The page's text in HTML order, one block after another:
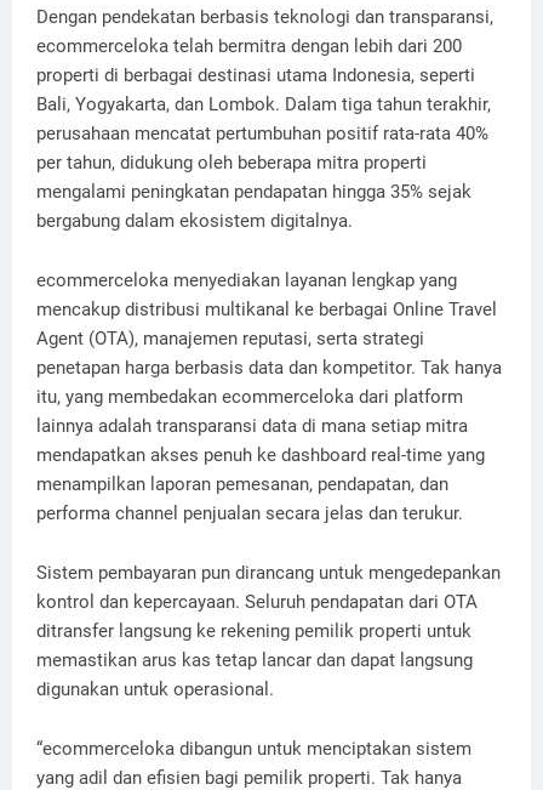
Dengan pendekatan berbasis teknologi dan transparansi,
ecommerceloka telah bermitra dengan lebih dari 200
properti di berbagai destinasi utama Indonesia, seperti
Bali, Yogyakarta, dan Lombok. Dalam tiga tahun terakhir,
perusahaan mencatat pertumbuhan positif rata-rata 40%
per tahun, didukung oleh beberapa mitra properti
mengalami peningkatan pendapatan hingga 35% sejak
bergabung dalam ekosistem digitalnya.
ecommerceloka menyediakan layanan lengkap yang
mencakup distribusi multikanal ke berbagai Online Travel
Agent (OTA), manajemen reputasi, serta strategi
penetapan harga berbasis data dan kompetitor. Tak hanya
itu, yang membedakan ecommerceloka dari platform
lainnya adalah transparansi data di mana setiap mitra
mendapatkan akses penuh ke dashboard real-time yang
menampilkan laporan pemesanan, pendapatan, dan
performa channel penjualan secara jelas dan terukur.
Sistem pembayaran pun dirancang untuk mengedepankan
kontrol dan kepercayaan. Seluruh pendapatan dari OTA
ditransfer langsung ke rekening pemilik properti untuk
memastikan arus kas tetap lancar dan dapat langsung
digunakan untuk operasional.
“ecommerceloka dibangun untuk menciptakan sistem
yang adil dan efisien bagi pemilik properti. Tak hanya